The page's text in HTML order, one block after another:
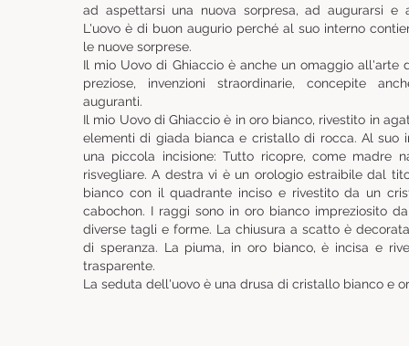
ad aspettarsi una nuova sorpresa, ad augurarsi e
L'uovo è di buon augurio perché al suo interno
le nuove sorprese.
Il mio Uovo di Ghiaccio è anche un omaggio all'arte
preziose, invenzioni straordinarie, concepite
auguranti.
Il mio Uovo di Ghiaccio è in oro bianco, rivestito in
elementi di giada bianca e cristallo di rocca. Al suo
una piccola incisione: Tutto ricopre, come madre
risvegliare. A destra vi è un orologio estraibile dal
bianco con il quadrante inciso e rivestito da un
cabochon. I raggi sono in oro bianco impreziosito
diverse tagli e forme. La chiusura a scatto è
di speranza. La piuma, in oro bianco, è incisa e
trasparente.
La seduta dell'uovo è una drusa di cristallo bianco e